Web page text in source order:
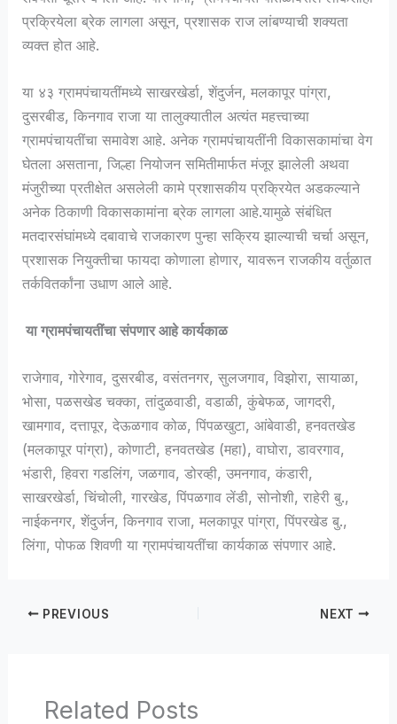
प्रक्रियेला ब्रेक लागला असून, प्रशासक राज लांबण्याची शक्यता
व्यक्त होत आहे.
या ४३ ग्रामपंचायतींमध्ये साखरखेर्डा, शेंदुर्जन, मलकापूर पांग्रा,
दुसरबीड, किनगाव राजा या तालुक्यातील अत्यंत महत्त्वाच्या
ग्रामपंचायतींचा समावेश आहे. अनेक ग्रामपंचायतींनी विकासकामांचा वेग
घेतला असताना, जिल्हा नियोजन समितीमार्फत मंजूर झालेली अथवा
मंजुरीच्या प्रतीक्षेत असलेली कामे प्रशासकीय प्रक्रियेत अडकल्याने
अनेक ठिकाणी विकासकामांना ब्रेक लागला आहे.यामुळे संबंधित
मतदारसंघांमध्ये दबावाचे राजकारण पुन्हा सक्रिय झाल्याची चर्चा असून,
प्रशासक नियुक्तीचा फायदा कोणाला होणार, यावरून राजकीय वर्तुळात
तर्कवितर्कांना उधाण आले आहे.
या ग्रामपंचायतींचा संपणार आहे कार्यकाळ
राजेगाव, गोरेगाव, दुसरबीड, वसंतनगर, सुलजगाव, विझोरा, सायाळा,
भोसा, पळसखेड चक्का, तांदुळवाडी, वडाळी, कुंबेफळ, जागदरी,
खामगाव, दत्तापूर, देऊळगाव कोळ, पिंपळखुटा, आंबेवाडी, हनवतखेड
(मलकापूर पांग्रा), कोणाटी, हनवतखेड (महा), वाघोरा, डावरगाव,
भंडारी, हिवरा गडलिंग, जळगाव, डोरव्ही, उमनगाव, कंडारी,
साखरखेर्डा, चिंचोली, गारखेड, पिंपळगाव लेंडी, सोनोशी, राहेरी बु.,
नाईकनगर, शेंदुर्जन, किनगाव राजा, मलकापूर पांग्रा, पिंपरखेड बु.,
लिंगा, पोफळ शिवणी या ग्रामपंचायतींचा कार्यकाळ संपणार आहे.
PREVIOUS NEXT
Related Posts